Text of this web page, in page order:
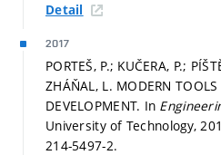
Detail
2017
PORTEŠ, P.; KUČERA, P.;
ZHÁŇAL, L. MODERN TOOLS
DEVELOPMENT. In
University of Technology,
214-5497-2.